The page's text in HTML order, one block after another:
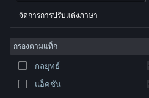
© Valve Corporation สงวนลิขสิทธิ์ เครื่องหมายการค้า
และประเทศอื่น
นโยบายความเป็นส่วนตัว
การช่วยการเข้าถึง|
Steam| การคืนเงิน
จัดการการปรับแต่งภาษา
กรองตามแท็ก
กลยุทธ์
แอ็คชัน